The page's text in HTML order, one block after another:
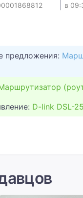
в
предложения:
D-link DSL-